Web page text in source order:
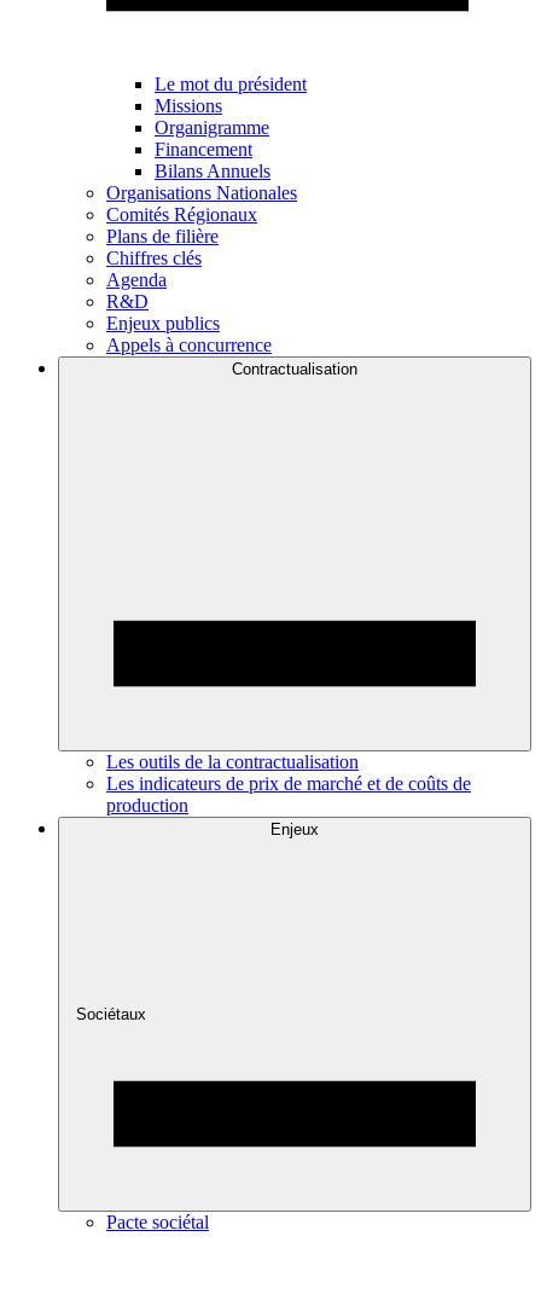
Le mot du président
Missions
Organigramme
Financement
Bilans Annuels
Organisations Nationales
Comités Régionaux
Plans de filière
Chiffres clés
Agenda
R&D
Enjeux publics
Appels à concurrence
Contractualisation
Les outils de la contractualisation
Les indicateurs de prix de marché et de coûts de
production
Enjeux
Sociétaux
Pacte sociétal